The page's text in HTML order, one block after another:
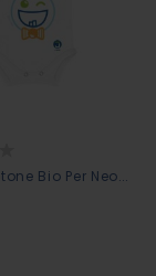
Body In Cotone Bio Per Neonati Prematuri - Sorriso Bimbo